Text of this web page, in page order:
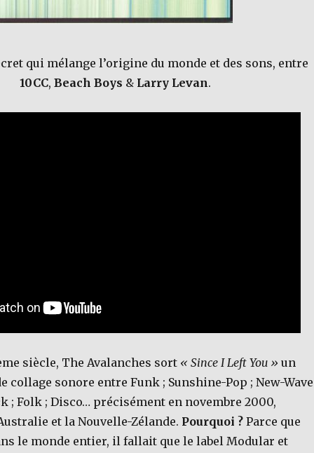
qui mélange l’origine du monde et des sons, entre
10CC,Beach Boys & Larry Levan.
siècle, The Avalanches sort « Since I Left You » un
collage sonore entre Funk ; Sunshine-Pop ; New-
; Folk ; Disco… précisément en novembre 2000,
et la Nouvelle-Zélande. Pourquoi ?Parce que
le monde entier, il fallait que le label Modular et